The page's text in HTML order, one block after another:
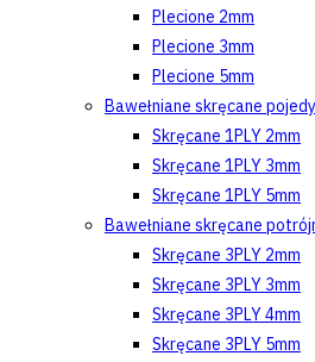
Plecione 2mm
Plecione 3mm
Plecione 5mm
Bawełniane skręcane
Skręcane 1PLY 2mm
Skręcane 1PLY 3mm
Skręcane 1PLY 5mm
Bawełniane skręcane
Skręcane 3PLY 2mm
Skręcane 3PLY 3mm
Skręcane 3PLY 4mm
Skręcane 3PLY 5mm